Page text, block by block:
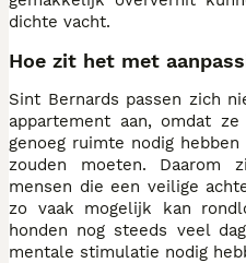
dichte vacht.
Hoe zit het met
Sint Bernards passen zich
appartement aan, omdat
genoeg ruimte nodig
zouden moeten. Daarom
mensen die een veilige
zo vaak mogelijk kan
honden nog steeds veel
mentale stimulatie nodig